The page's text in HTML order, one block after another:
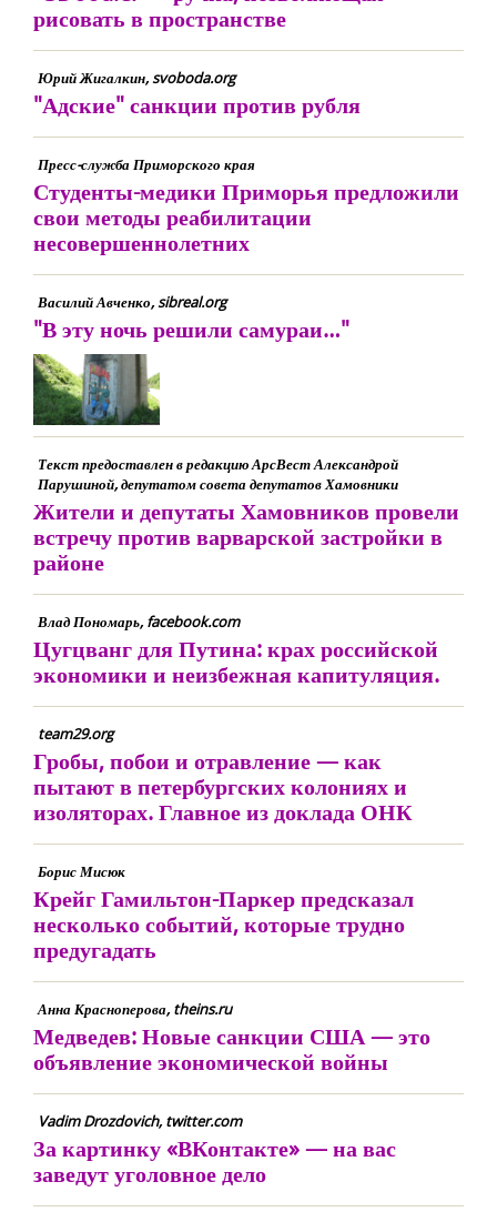
рисовать в пространстве
Юрий Жигалкин, svoboda.org
"Адские" санкции против рубля
Пресс-служба Приморского края
Студенты-медики Приморья предложили
свои методы реабилитации
несовершеннолетних
Василий Авченко, sibreal.org
"В эту ночь решили самураи…"
Текст предоставлен в редакцию АрсВест Александрой
Парушиной, депутатом совета депутатов Хамовники
Жители и депутаты Хамовников провели
встречу против варварской застройки в
районе
Влад Пономарь, facebook.com
Цугцванг для Путина: крах российской
экономики и неизбежная капитуляция.
team29.org
Гробы, побои и отравление — как
пытают в петербургских колониях и
изоляторах. Главное из доклада ОНК
Борис Мисюк
Крейг Гамильтон-Паркер предсказал
несколько событий, которые трудно
предугадать
Анна Красноперова, theins.ru
Медведев: Новые санкции США — это
объявление экономической войны
Vadim Drozdovich, twitter.com
За картинку «ВКонтакте» — на вас
заведут уголовное дело